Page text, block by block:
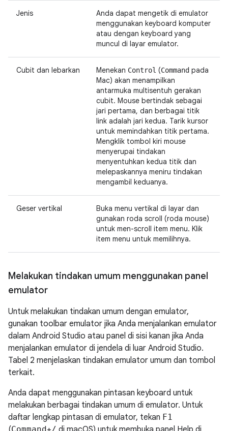
Jenis
Anda dapat mengetik di emulator
menggunakan keyboard komputer
atau dengan keyboard yang
muncul di layar emulator.
Cubit dan lebarkan Menekan Control (Command pada
Mac) akan menampilkan
antarmuka multisentuh gerakan
cubit. Mouse bertindak sebagai
jari pertama, dan berbagai titik
link adalah jari kedua. Tarik kursor
untuk memindahkan titik pertama.
Mengklik tombol kiri mouse
menyerupai tindakan
menyentuhkan kedua titik dan
melepaskannya meniru tindakan
mengambil keduanya.
Geser vertikal
Buka menu vertikal di layar dan
gunakan roda scroll (roda mouse)
untuk men-scroll item menu. Klik
item menu untuk memilihnya.
Melakukan tindakan umum menggunakan panel
emulator
Untuk melakukan tindakan umum dengan emulator,
gunakan toolbar emulator jika Anda menjalankan emulator
dalam Android Studio atau panel di sisi kanan jika Anda
menjalankan emulator di jendela di luar Android Studio.
Tabel 2 menjelaskan tindakan emulator umum dan tombol
terkait.
Anda dapat menggunakan pintasan keyboard untuk
melakukan berbagai tindakan umum di emulator. Untuk
daftar lengkap pintasan di emulator, tekan F1